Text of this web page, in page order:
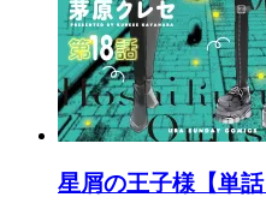
星屑の王子様【単